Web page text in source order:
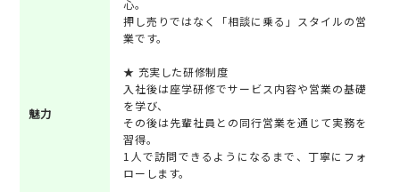
魅力
心。
押し売りではなく「相談に乗る」スタイルの営
業です。
★ 充実した研修制度
入社後は座学研修でサービス内容や営業の基礎
を学び、
その後は先輩社員との同行営業を通じて実務を
習得。
1人で訪問できるようになるまで、丁寧にフォ
ローします。